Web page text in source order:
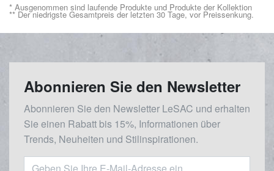
* Ausgenommen sind laufende Produkte und Produkte der Kollektion
** Der niedrigste Gesamtpreis der letzten 30 Tage, vor Preissenkung.
Abonnieren Sie den Newsletter
Abonnieren Sie den Newsletter LeSAC und erhalten
Sie einen Rabatt bis 15%, Informationen über
Trends, Neuheiten und Stilinspirationen.